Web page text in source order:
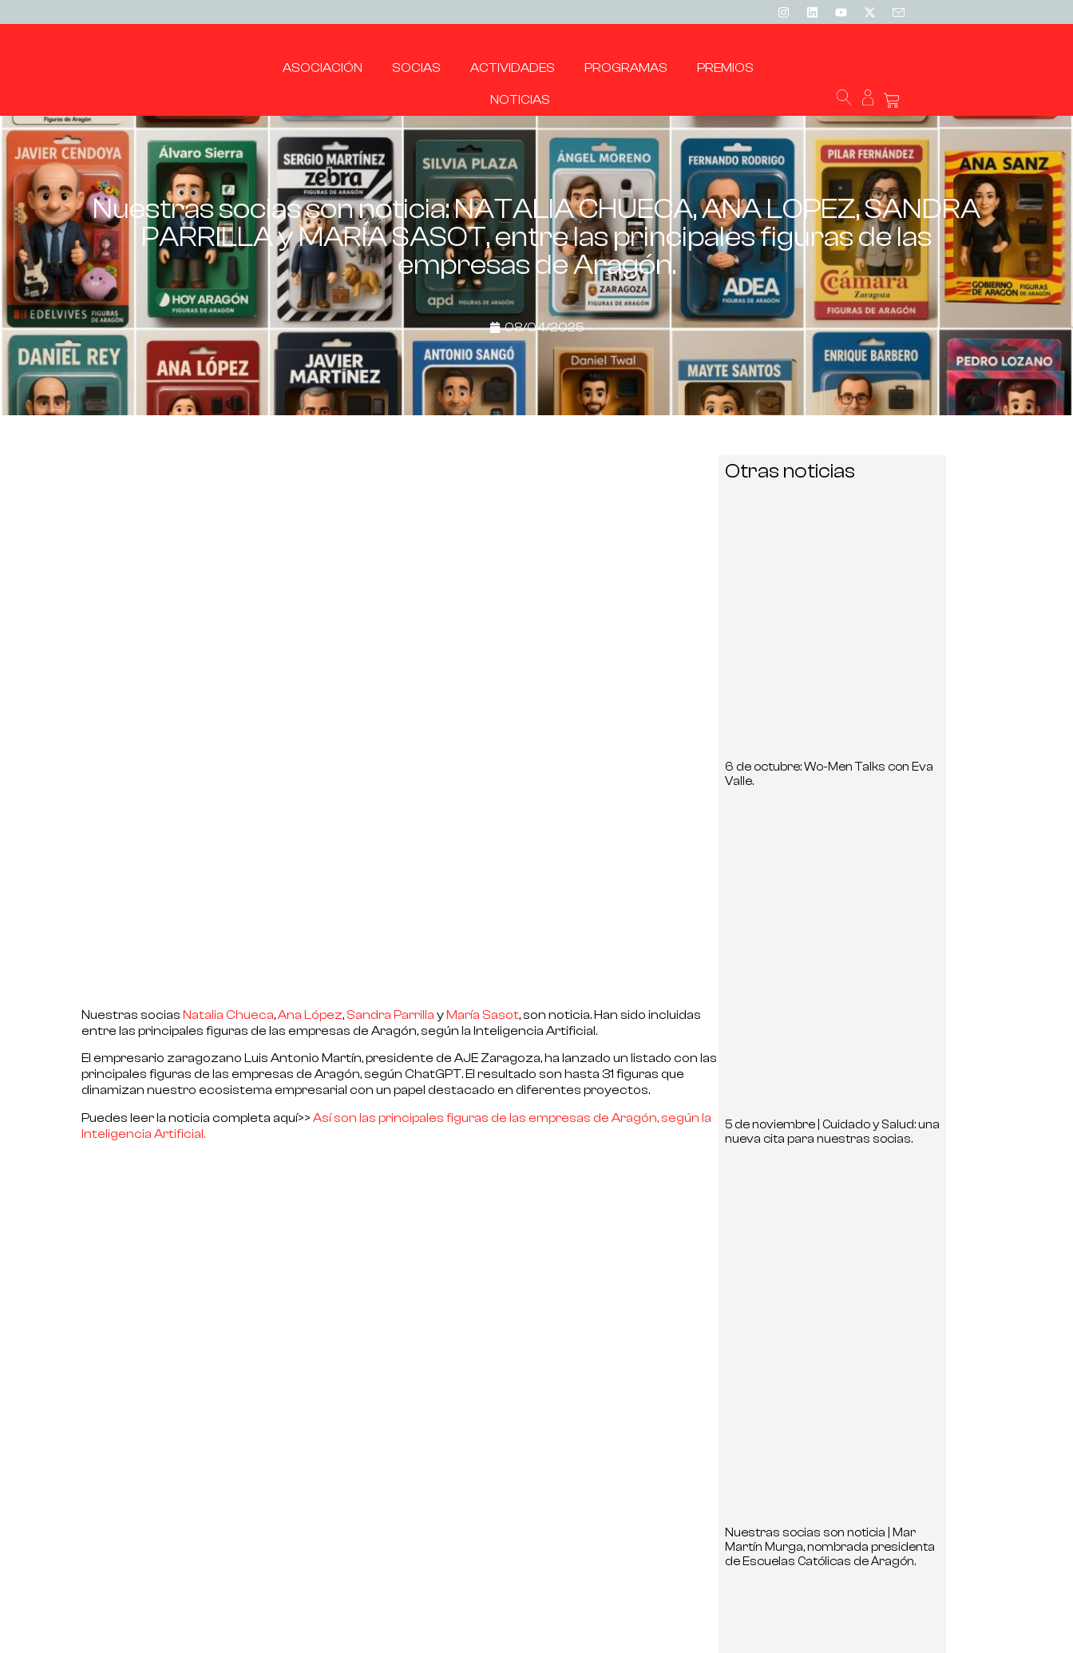
ASOCIACIÓN SOCIAS ACTIVIDADES PROGRAMAS PREMIOS
NOTICIAS
Nuestras socias son noticia: NATALIA CHUECA, ANA LOPEZ, SANDRA
PARRILLA y MARÍA SASOT, entre las principales figuras de las
empresas de Aragón.
08/04/2025
Nuestras socias Natalia Chueca,Ana López, Sandra Parrilla yMaría Sasot, son noticia. Han sido incluidas
entre las principales figuras de las empresas de Aragón, según la Inteligencia Artificial.
El empresario zaragozano Luis Antonio Martín, presidente de AJE Zaragoza, ha lanzado un listado con las
principales figuras de las empresas de Aragón, según ChatGPT. El resultado son hasta 31 figuras que
dinamizan nuestro ecosistema empresarial con un papel destacado en diferentes proyectos.
Puedes leer la noticia completa aquí>> Así son las principales figuras de las empresas de Aragón, según la
Inteligencia Artificial.
Otras noticias
6 de octubre: Wo-Men Talks con Eva
Valle.
5 de noviembre | Cuidado y Salud: una
nueva cita para nuestras socias.
Nuestras socias son noticia | Mar
Martín Murga, nombrada presidenta
de Escuelas Católicas de Aragón.